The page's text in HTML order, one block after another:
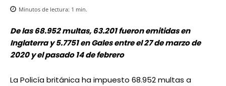
Minutos de lectura: 1 min.
De las 68.952 multas, 63.201 fueron emitidas en
Inglaterra y 5.7751 en Gales entre el 27 de marzo de
2020 y el pasado 14 de febrero
La Policía británica ha impuesto 68.952 multas a